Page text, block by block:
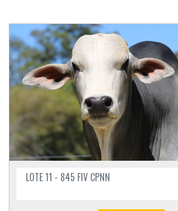
LOTE 11 - 845 FIV CPNN